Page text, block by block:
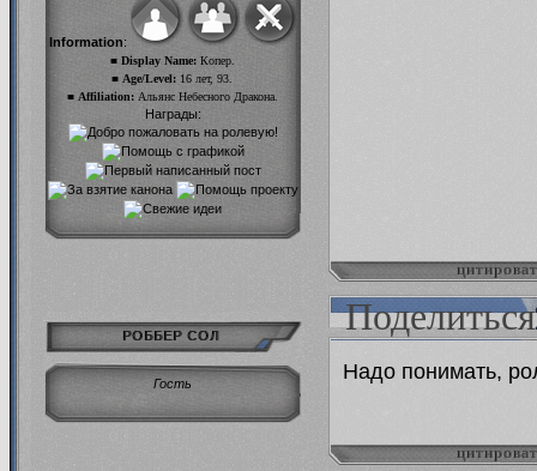
Information:
■ Display Name:Копер.
■ Age/Level: 16 лет, 93.
■ Affiliation:Альянс Небесного Дракона.
Награды:
Поделиться
РОББЕР СОЛ
Гость Надо понимать,